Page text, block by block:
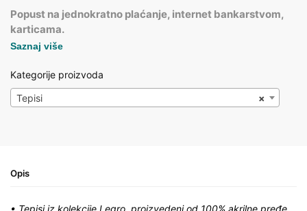
Popust na jednokratno plaćanje, internet bankarstvom,
karticama.
Saznaj više
Kategorije proizvoda
×
Tepisi
Opis